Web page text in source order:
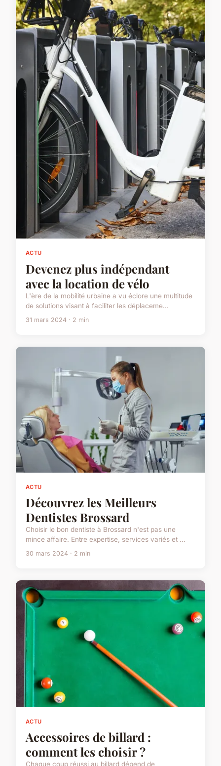
ACTU
Devenez plus indépendant
avec la location de vélo
L'ère de la mobilité urbaine a vu éclore une multitude
de solutions visant à faciliter les déplaceme...
31 mars 2024 · 2 min
ACTU
Découvrez les Meilleurs
Dentistes Brossard
Choisir le bon dentiste à Brossard n'est pas une
mince affaire. Entre expertise, services variés et ...
30 mars 2024 · 2 min
ACTU
Accessoires de billard :
comment les choisir ?
Chaque coup réussi au billard dépend de